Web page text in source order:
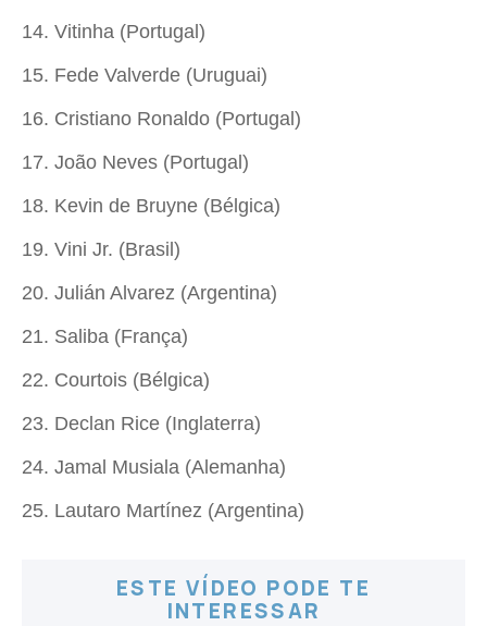
14. Vitinha (Portugal)
15. Fede Valverde (Uruguai)
16. Cristiano Ronaldo (Portugal)
17. João Neves (Portugal)
18. Kevin de Bruyne (Bélgica)
19. Vini Jr. (Brasil)
20. Julián Alvarez (Argentina)
21. Saliba (França)
22. Courtois (Bélgica)
23. Declan Rice (Inglaterra)
24. Jamal Musiala (Alemanha)
25. Lautaro Martínez (Argentina)
ESTE VÍDEO PODE TE
INTERESSAR